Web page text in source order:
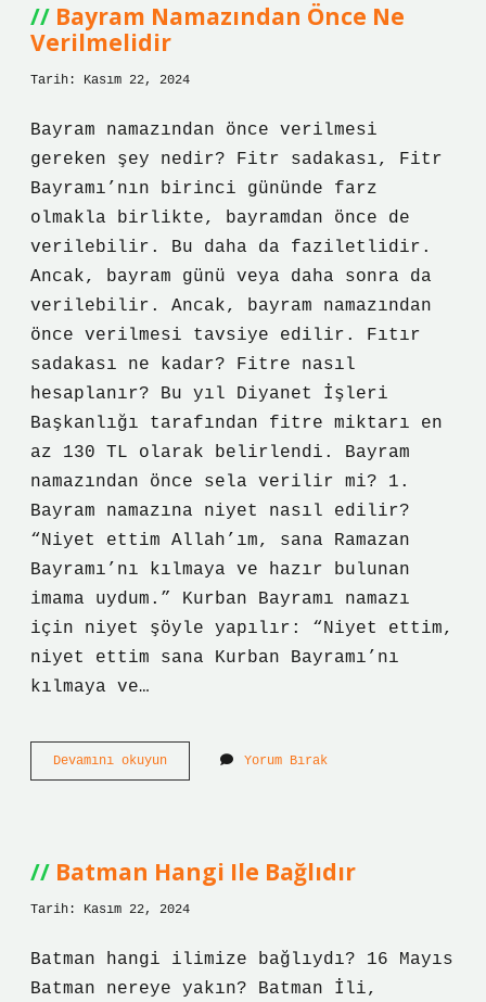
Bayram Namazından Önce Ne
Verilmelidir
Tarih: Kasım 22, 2024
Bayram namazından önce verilmesi
gereken şey nedir? Fitr sadakası, Fitr
Bayramı’nın birinci gününde farz
olmakla birlikte, bayramdan önce de
verilebilir. Bu daha da faziletlidir.
Ancak, bayram günü veya daha sonra da
verilebilir. Ancak, bayram namazından
önce verilmesi tavsiye edilir. Fıtır
sadakası ne kadar? Fitre nasıl
hesaplanır? Bu yıl Diyanet İşleri
Başkanlığı tarafından fitre miktarı en
az 130 TL olarak belirlendi. Bayram
namazından önce sela verilir mi? 1.
Bayram namazına niyet nasıl edilir?
“Niyet ettim Allah’ım, sana Ramazan
Bayramı’nı kılmaya ve hazır bulunan
imama uydum.” Kurban Bayramı namazı
için niyet şöyle yapılır: “Niyet ettim,
niyet ettim sana Kurban Bayramı’nı
kılmaya ve…
Devamını okuyunBayram
Namazından
Yorum Bırak
Batman Hangi Ile Bağlıdır
Tarih: Kasım 22, 2024
Batman hangi ilimize bağlıydı? 16 Mayıs
Batman nereye yakın? Batman İli,